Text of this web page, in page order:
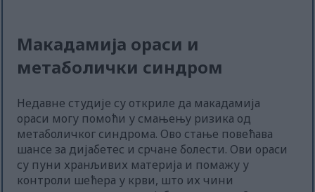
Макадамија ораси и
метаболички синдром
Недавне студије су откриле да макадамија
ораси могу помоћи у смањењу ризика од
метаболичког синдрома. Ово стање повећава
шансе за дијабетес и срчане болести. Ови ораси
су пуни хранљивих материја и помажу у
контроли шећера у крви, што их чини